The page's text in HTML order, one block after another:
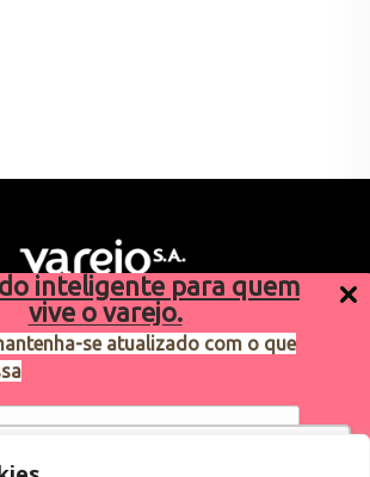
inteligente para quem
vive o varejo.
se atualizado com o que
cookies para oferecer melhor
Sugestões de pauta